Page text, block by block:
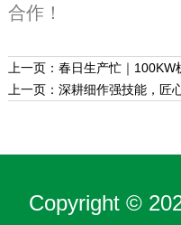
合作！
上一页： 春日生产忙｜100KW
上一页： 深耕细作强技能，匠
Copyright ©